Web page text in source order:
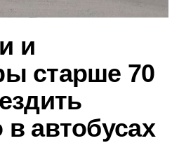
и
старше 70
в автобусах